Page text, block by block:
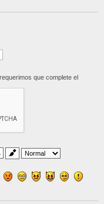
que complete el